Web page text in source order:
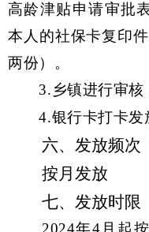
高龄津贴申请审批
本人的社保卡复印件
两份）。
3.乡镇进行审核
4.银行卡打卡发
六、发放频次
按月 发放
七、发放时限
2024年4月起按